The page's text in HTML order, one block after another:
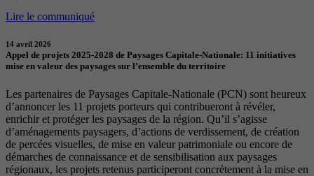
Lire le communiqué
14 avril 2026
Appel de projets 2025-2028 de Paysages Capitale-Nationale: 11 initiatives
mise en valeur des paysages sur l’ensemble du territoire
Les partenaires de Paysages Capitale-Nationale (PCN) sont heureux
d’annoncer les 11 projets porteurs qui contribueront à révéler,
enrichir et protéger les paysages de la région. Qu’il s’agisse
d’aménagements paysagers, d’actions de verdissement, de création
de percées visuelles, de mise en valeur patrimoniale ou encore de
démarches de connaissance et de sensibilisation aux paysages
régionaux, les projets retenus participeront concrètement à la mise en